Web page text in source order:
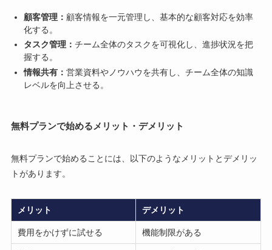
顧客管理： 顧客情報を一元管理し、基本的な顧客対応を効率
化する。
タスク管理： チーム全体のタスクを可視化し、進捗状況を把
握する。
情報共有： 営業資料やノウハウを共有し、チーム全体の知識
レベルを向上させる。
無料プランで始めるメリット・デメリット
無料プランで始めることには、以下のようなメリットとデメリッ
トがあります。
メリット デメリット
費用をかけずに試せる 機能制限がある